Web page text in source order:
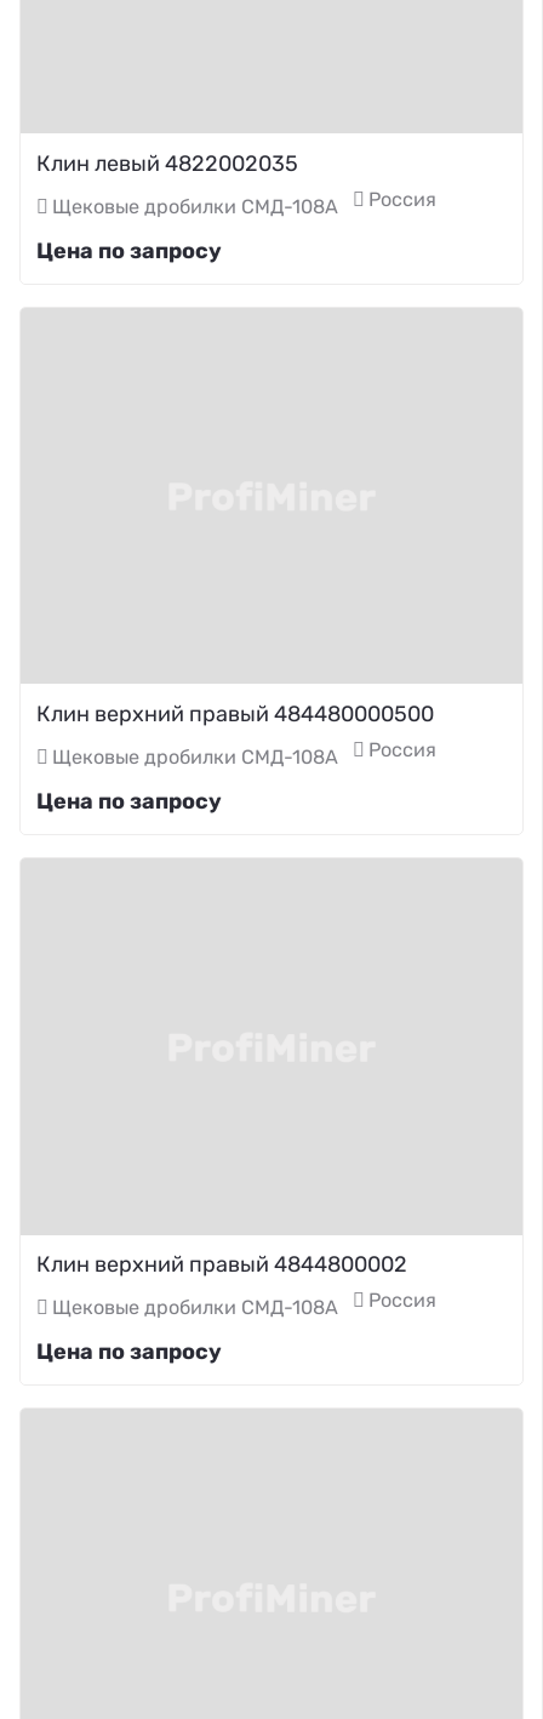
Клин левый 4822002035
Щековые дробилки СМД-108А Россия
Цена по запросу
Клин верхний правый 484480000500
Щековые дробилки СМД-108А Россия
Цена по запросу
Клин верхний правый 4844800002
Щековые дробилки СМД-108А Россия
Цена по запросу